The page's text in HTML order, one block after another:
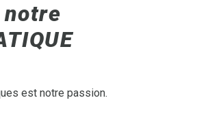
est notre passion.